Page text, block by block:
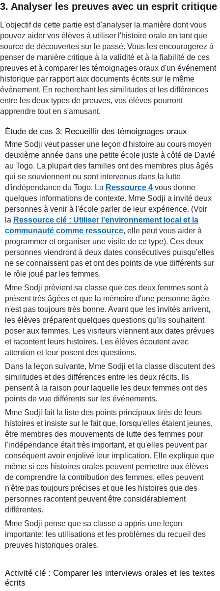
3. Analyser les preuves avec un esprit critique
L'objectif de cette partie est d'analyser la manière dont vous
pouvez aider vos élèves à utiliser l'histoire orale en tant que
source de découvertes sur le passé. Vous les encouragerez à
penser de manière critique à la validité et à la fiabilité de ces
preuves et à comparer les témoignages oraux d'un événement
historique par rapport aux documents écrits sur le même
événement. En recherchant les similitudes et les différences
entre les deux types de preuves, vos élèves pourront
apprendre tout en s'amusant.
Étude de cas 3: Recueillir des témoignages oraux
Mme Sodji veut passer une leçon d'histoire au cours moyen
deuxième année dans une petite école juste à côté de Davié
au Togo. La plupart des familles ont des membres plus âgés
qui se souviennent ou sont intervenus dans la lutte
d'indépendance du Togo. La Ressource 4 vous donne
quelques informations de contexte. Mme Sodji a invité deux
personnes à venir à l'école parler de leur expérience. (Voir
la Ressource clé : Utiliser l'environnement local et la
communauté comme ressource, elle peut vous aider à
programmer et organiser une visite de ce type). Ces deux
personnes viendront à deux dates consécutives puisqu'elles
ne se connaissent pas et ont des points de vue différents sur
le rôle joué par les femmes.
Mme Sodji prévient sa classe que ces deux femmes sont à
présent très âgées et que la mémoire d'une personne âgée
n'est pas toujours très bonne. Avant que les invités arrivent,
les élèves préparent quelques questions qu'ils souhaitent
poser aux femmes. Les visiteurs viennent aux dates prévues
et racontent leurs histoires. Les élèves écoutent avec
attention et leur posent des questions.
Dans la leçon suivante, Mme Sodji et la classe discutent des
similitudes et des différences entre les deux récits. Ils
pensent à la raison pour laquelle les deux femmes ont des
points de vue différents sur les événements.
Mme Sodji fait la liste des points principaux tirés de leurs
histoires et insiste sur le fait que, lorsqu'elles étaient jeunes,
être membres des mouvements de lutte des femmes pour
l'indépendance était très important, et qu'elles peuvent par
conséquent avoir enjolivé leur implication. Elle explique que
même si ces histoires orales peuvent permettre aux élèves
de comprendre la contribution des femmes, elles peuvent
n'être pas toujours précises et que les histoires que des
personnes racontent peuvent être considérablement
différentes.
Mme Sodji pense que sa classe a appris une leçon
importante: les utilisations et les problèmes du recueil des
preuves historiques orales.
Activité clé : Comparer les interviews orales et les textes
écrits